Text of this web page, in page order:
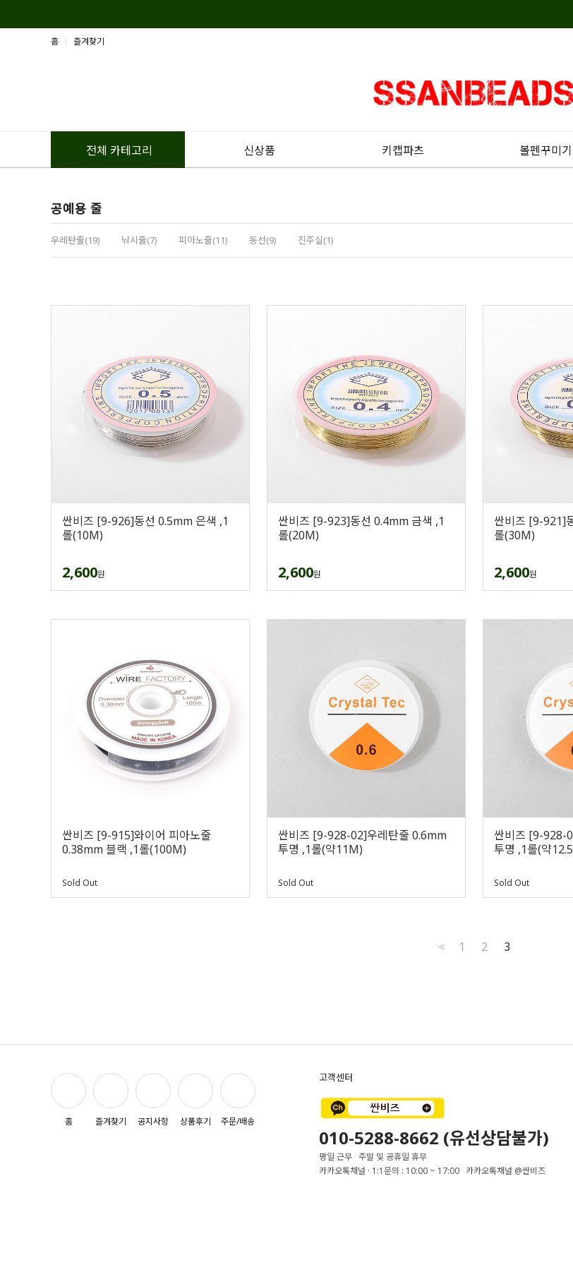
홈 즐겨찾기
전체 카테고리 신상품 키캡파츠 볼펜꾸미기
공예용 줄
우레탄줄(19) 낚시줄(7) 피아노줄(11) 동선(9) 진주실(1)
싼비즈 [9-926]동선 0.5mm 은색 ,1
롤(10M)
2,600원
싼비즈 [9-923]동선 0.4mm 금색 ,1
롤(20M)
2,600원
싼비즈 [9-921]
롤(30M)
2,600원
싼비즈 [9-915]와이어 피아노줄
0.38mm 블랙 ,1롤(100M)
Sold Out
싼비즈 [9-928-02]우레탄줄 0.6mm
투명 ,1롤(약11M)
Sold Out
싼비즈 [9-928-
투명 ,1롤(약
Sold Out
<< 1 2 3
홈 즐겨찾기 공지사항 상품후기 주문/배송
고객센터
010-5288-8662 (유선상담불가)
평일 근무 주말 및 공휴일 휴무
카카오톡채널 · 1:1문의 : 10:00 ~ 17:00 카카오톡채널 @싼비즈